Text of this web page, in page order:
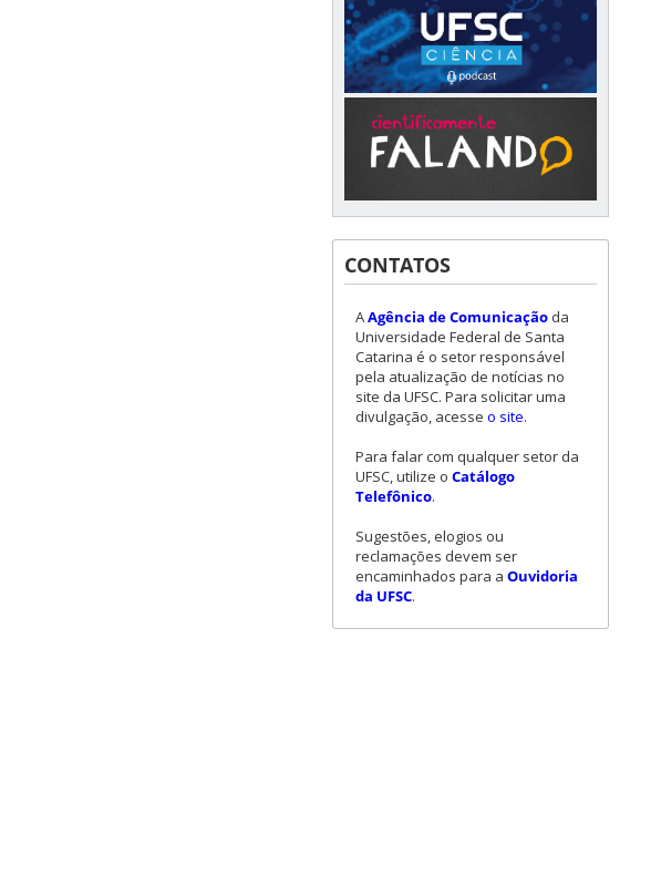
CONTATOS
AAgência de Comunicação da
Universidade Federal de Santa
Catarina é o setor responsável
pela atualização de notícias no
site da UFSC. Para solicitar uma
divulgação, acesse o site.
Para falar com qualquer setor da
UFSC, utilize o Catálogo
Telefônico.
Sugestões, elogios ou
reclamações devem ser
encaminhados para a Ouvidoria
da UFSC.